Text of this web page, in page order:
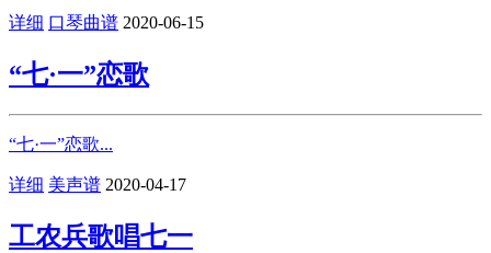
详细 口琴曲谱 2020-06-15
“七·一”恋歌
“七·一”恋歌...
详细 美声谱 2020-04-17
工农兵歌唱七一